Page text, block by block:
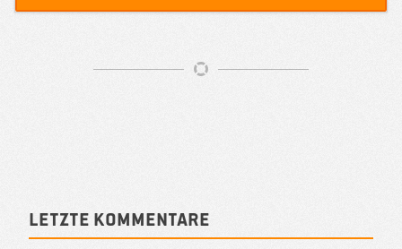
Sidebar
Letzte Kommentare